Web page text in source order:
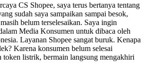
CS Shopee, saya terus bertanya tentang
sudah saya sampaikan sampai besok,
belum terselesaikan. Saya ingin
Media Konsumen untuk dibaca oleh
Layanan Shopee sangat buruk. Kenapa
Karena konsumen belum selesai
token listrik, bermain langsung mengakhiri